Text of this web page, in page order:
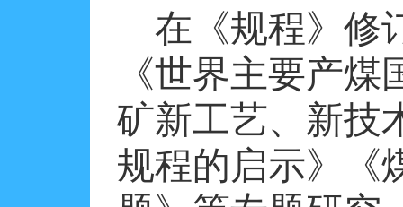
在《规程》修
《世界主要产
矿新工艺、新技
规程的启示》《